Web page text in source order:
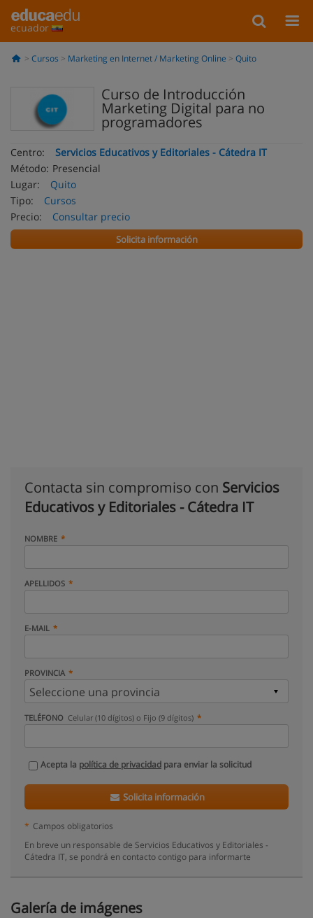
ecuador
Cursos Marketing en Internet / Marketing Online Quito
Curso de Introducción
Marketing Digital para no
programadores
Centro:
Servicios Educativos y Editoriales - Cátedra IT
Método: Presencial
Lugar:
Quito
Tipo:
Cursos
Precio:
Consultar precio
Solicita información
Contacta sin compromiso con Servicios
Educativos y Editoriales - Cátedra IT
NOMBRE
APELLIDOS
E-MAIL
PROVINCIA
TELÉFONO Celular (10 dígitos) o Fijo (9 dígitos)
Acepta la política de privacidad para enviar la solicitud
Solicita información
* Campos obligatorios
En breve un responsable de Servicios Educativos y Editoriales -
Cátedra IT, se pondrá en contacto contigo para informarte
Galería de imágenes